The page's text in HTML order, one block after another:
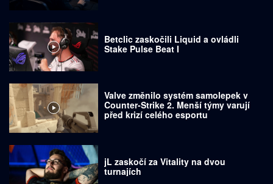
Betclic zaskočili Liquid a ovládli
Stake Pulse Beat I
Valve změnilo systém samolepek v
Counter-Strike 2. Menší týmy varují
před krizí celého esportu
jL zaskočí za Vitality na dvou
turnajích